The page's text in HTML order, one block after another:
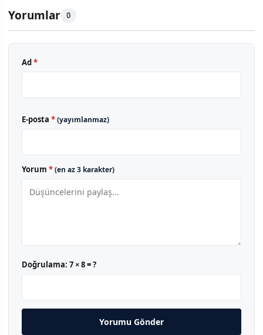
Yorumlar 0
Ad*
E-posta *(yayımlanmaz)
Yorum *(en az 3 karakter)
Doğrulama: 7 × 8 = ?
Yorumu Gönder